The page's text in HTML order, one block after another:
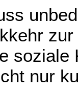
soziale
nur